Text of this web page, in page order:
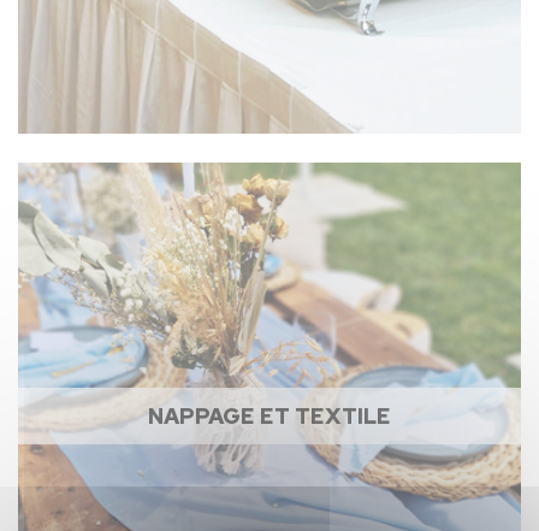
NAPPAGE ET TEXTILE